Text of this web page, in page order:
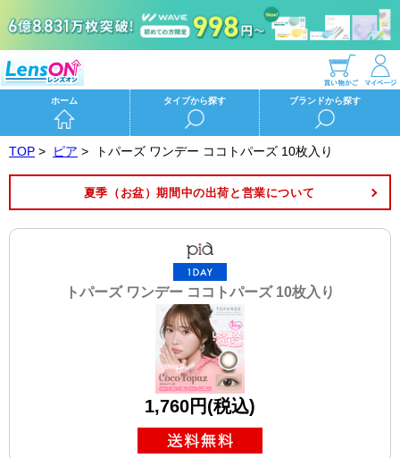
ホーム タイプから探す ブランドから探す
TOP > ピア > トパーズ ワンデー ココトパーズ 10枚入り
夏季（お盆）期間中の出荷と営業について
トパーズ ワンデー ココトパーズ 10枚入り
1,760円(税込)